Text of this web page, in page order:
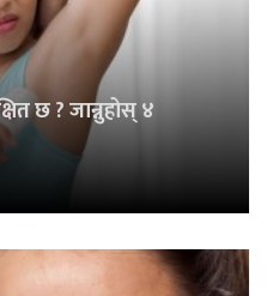
छ ? जान्नुहोस् ४